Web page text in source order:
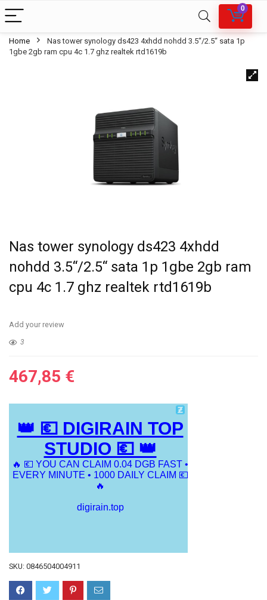
0
Home
Nas tower synology ds423 4xhdd nohdd 3.5“/2.5“ sata 1p
1gbe 2gb ram cpu 4c 1.7 ghz realtek rtd1619b
Nas tower synology ds423 4xhdd
nohdd 3.5“/2.5“ sata 1p 1gbe 2gb ram
cpu 4c 1.7 ghz realtek rtd1619b
Add your review
3
467,85 €
SKU: 0846504004911